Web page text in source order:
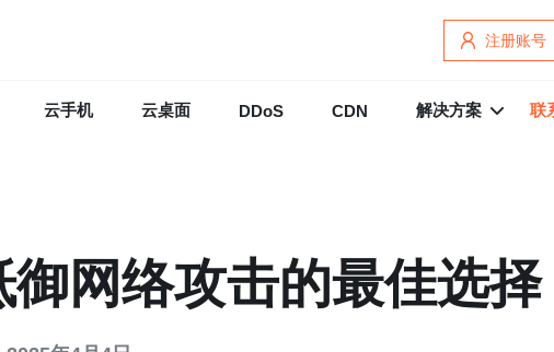
注册账号
云手机 云桌面 DDoS CDN 解决方案 联
网络攻击的最佳选择